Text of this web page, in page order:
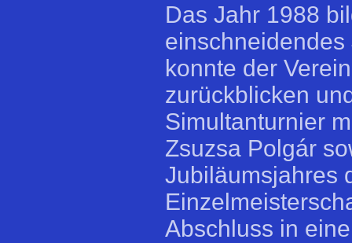
Das Jahr 1988
konnte der
zurückblicken
Simultanturnier
Zsuzsa Polgár
Jubiläumsjahres
Abschluss in